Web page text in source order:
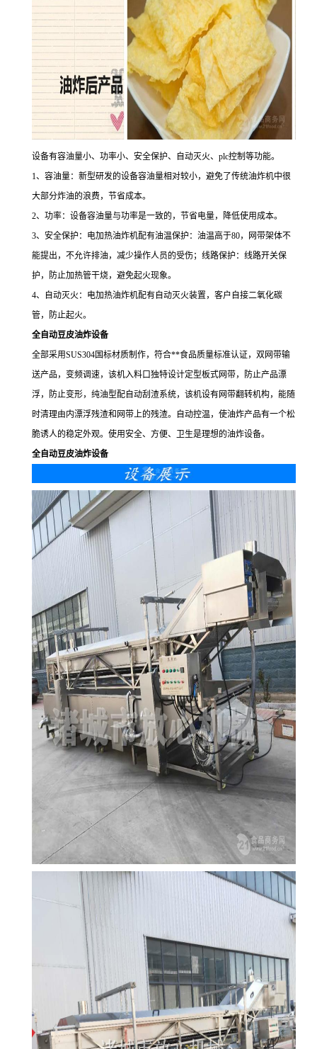
设备有容油量小、功率小、安全保护、自动灭火、plc控制等功能。
1、容油量：新型研发的设备容油量相对较小，避免了传统油炸机中很
大部分炸油的浪费，节省成本。
2、功率：设备容油量与功率是一致的，节省电量，降低使用成本。
3、安全保护：电加热油炸机配有油温保护：油温高于80，网带架体不
能提出，不允许排油，减少操作人员的受伤；线路保护：线路开关保
护，防止加热管干烧，避免起火现象。
4、自动灭火：电加热油炸机配有自动灭火装置，客户自接二氧化碳
管，防止起火。
全自动豆皮油炸设备
全部采用SUS304国标材质制作，符合**食品质量标准认证，双网带输
送产品，变频调速，该机入料口独特设计定型板式网带，防止产品漂
浮，防止变形，纯油型配自动刮渣系统，该机设有网带翻转机构，能随
时清理由内漂浮残渣和网带上的残渣。自动控温，使油炸产品有一个松
脆诱人的稳定外观。使用安全、方便、卫生是理想的油炸设备。
全自动豆皮油炸设备